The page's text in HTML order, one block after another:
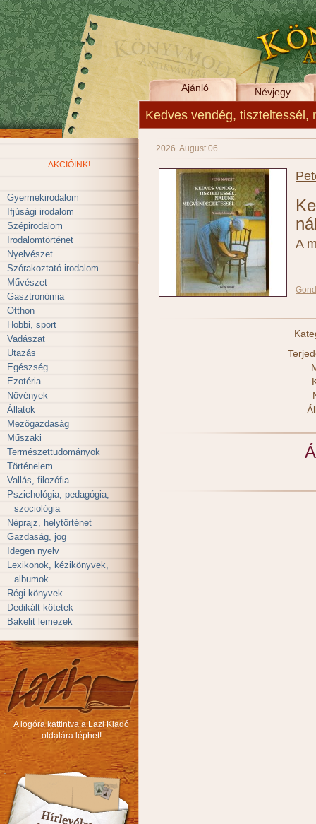
Ajánló Névjegy
Kedves vendég, tiszteltessél,
AKCIÓINK!
Gyermekirodalom
Ifjúsági irodalom
Szépirodalom
Irodalomtörténet
Nyelvészet
Szórakoztató irodalom
Művészet
Gasztronómia
Otthon
Hobbi, sport
Vadászat
Utazás
Egészség
Ezotéria
Növények
Állatok
Mezőgazdaság
Műszaki
Természettudományok
Történelem
Vallás, filozófia
Pszichológia, pedagógia,
szociológia
Néprajz, helytörténet
Gazdaság, jog
Idegen nyelv
Lexikonok, kézikönyvek,
albumok
Régi könyvek
Dedikált kötetek
Bakelit lemezek
A logóra kattintva a Lazi Kiadó
oldalára léphet!
2026. August 06.
A